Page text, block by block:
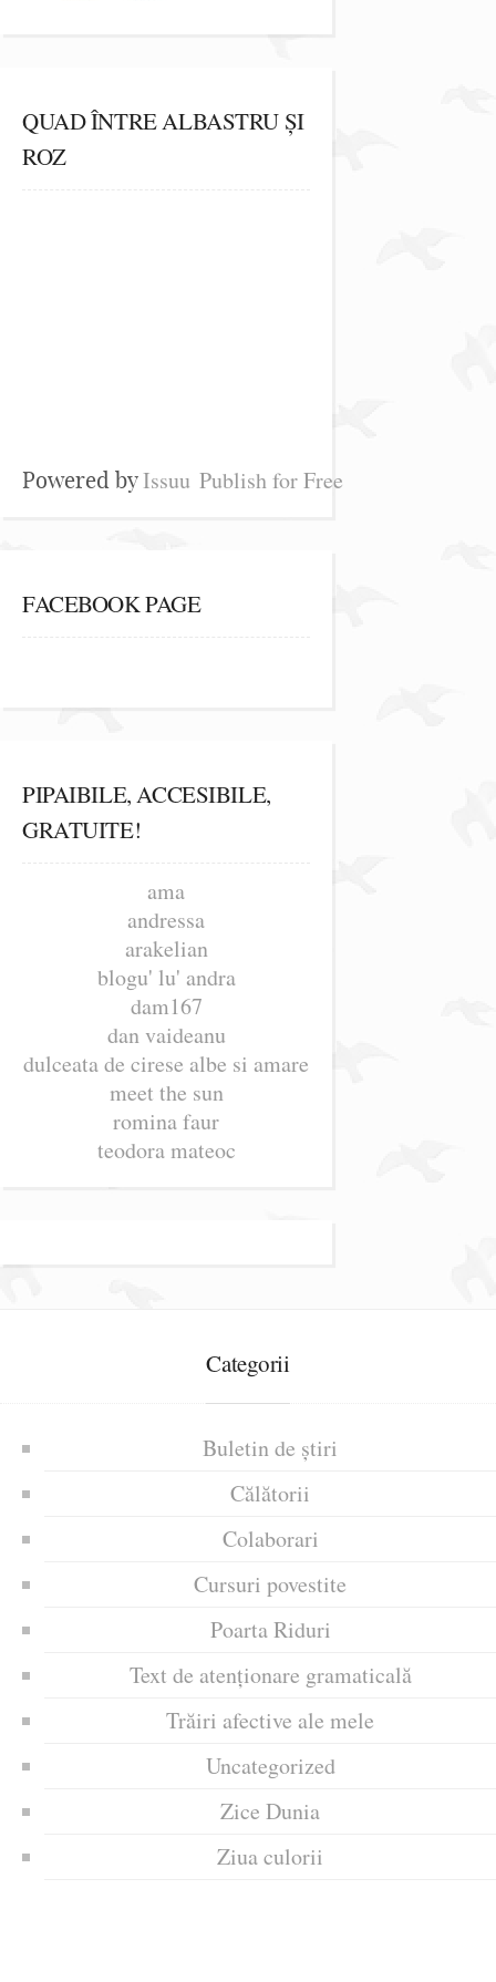
QUAD ÎNTRE ALBASTRU ȘI
ROZ
Powered byIssuu Publish for Free
FACEBOOK PAGE
PIPAIBILE, ACCESIBILE,
GRATUITE!
ama
andressa
arakelian
blogu' lu' andra
dam167
dan vaideanu
dulceata de cirese albe si amare
meet the sun
romina faur
teodora mateoc
Categorii
Buletin de știri
Călătorii
Colaborari
Cursuri povestite
Poarta Riduri
Text de atenționare gramaticală
Trăiri afective ale mele
Uncategorized
Zice Dunia
Ziua culorii